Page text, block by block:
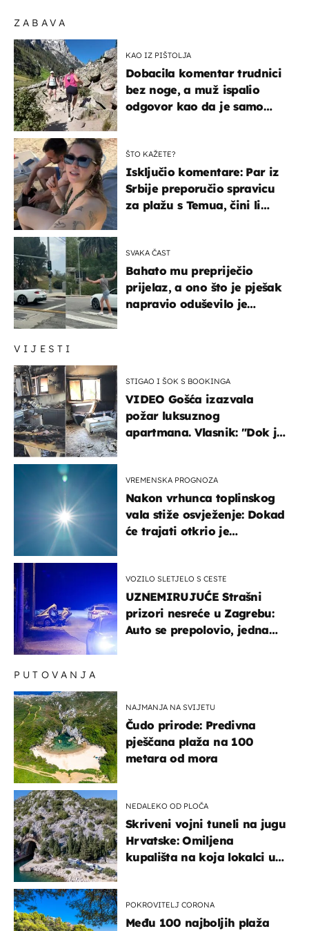
VIJESTI
STIGAO I ŠOK S BOOKINGA
VIDEO Gošća izazvala
požar luksuznog
apartmana. Vlasnik: "Dok je
VREMENSKA PROGNOZA
Nakon vrhunca toplinskog
vala stiže osvježenje: Dokad
će trajati otkrio je
VOZILO SLETJELO S CESTE
UZNEMIRUJUĆE Strašni
prizori nesreće u Zagrebu:
Auto se prepolovio, jedna
ZABAVA
KAO IZ PIŠTOLJA
Dobacila komentar trudnici
bez noge, a muž ispalio
odgovor kao da je samo
ŠTO KAŽETE?
Isključio komentare: Par iz
Srbije preporučio spravicu
za plažu s Temua, čini li
SVAKA ČAST
Bahato mu prepriječio
prijelaz, a ono što je pješak
napravio oduševilo je
PUTOVANJA
NAJMANJA NA SVIJETU
Čudo prirode: Predivna
pješčana plaža na 100
metara od mora
NEDALEKO OD PLOČA
Skriveni vojni tuneli na jugu
Hrvatske: Omiljena
kupališta na koja lokalci u
POKROVITELJ CORONA
Među 100 najboljih plaža